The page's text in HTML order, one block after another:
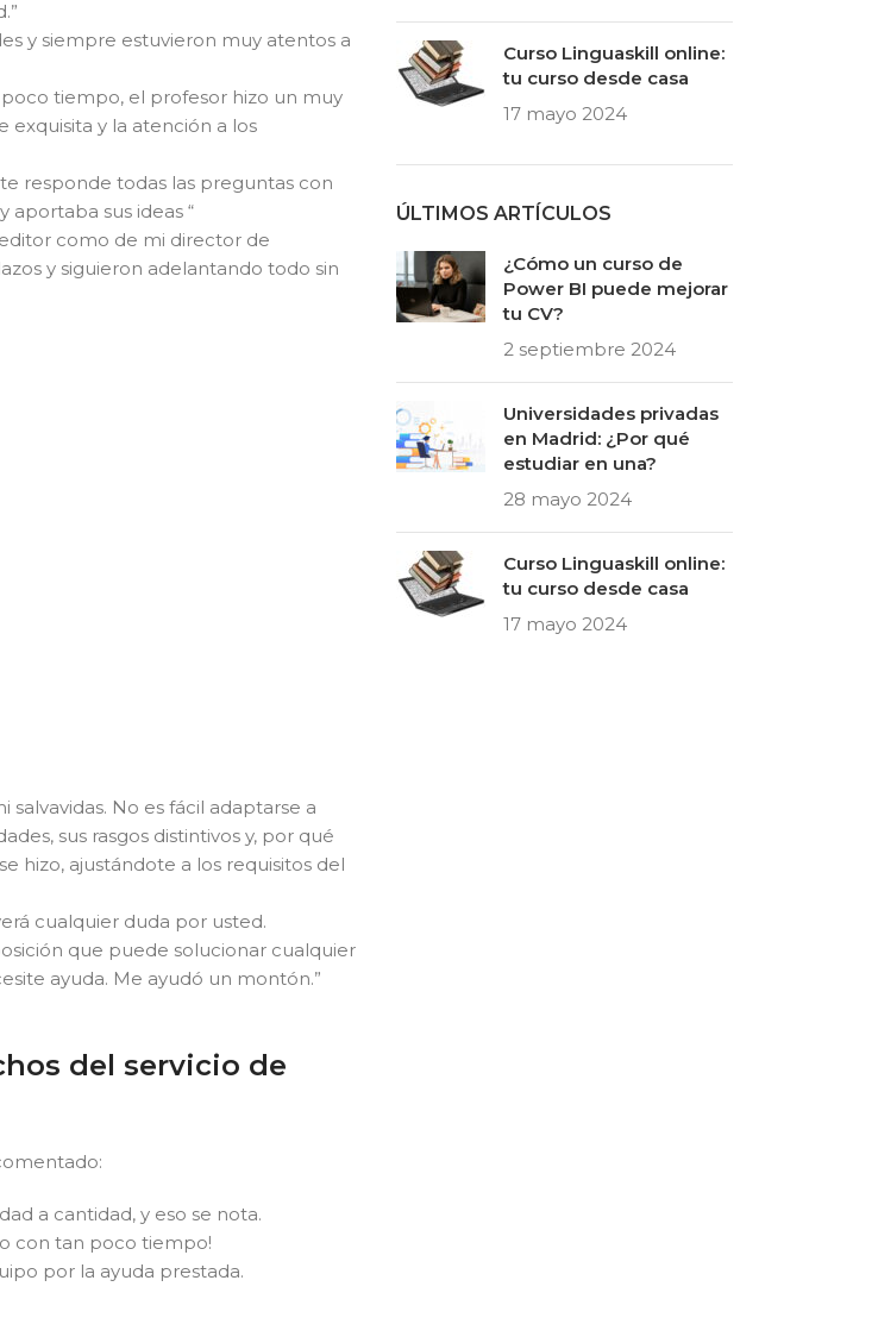
y siempre estuvieron muy atentos a
tiempo, el profesor hizo un muy
y la atención a los
responde todas las preguntas con
sus ideas “
como de mi director de
y siguieron adelantando todo sin
No es fácil adaptarse a
sus rasgos distintivos y, por qué
hizo, ajustándote a los requisitos del
cualquier duda por usted.
que puede solucionar cualquier
ayuda. Me ayudó un montón.”
del servicio de
a cantidad, y eso se nota.
con tan poco tiempo!
por la ayuda prestada.
Curso Linguaskill online:
tu curso desde casa
17 mayo 2024
ÚLTIMOS ARTÍCULOS
¿Cómo un curso de
Power BI puede mejorar
tu CV?
2 septiembre 2024
Universidades privadas
en Madrid: ¿Por qué
estudiar en una?
28 mayo 2024
Curso Linguaskill online:
tu curso desde casa
17 mayo 2024